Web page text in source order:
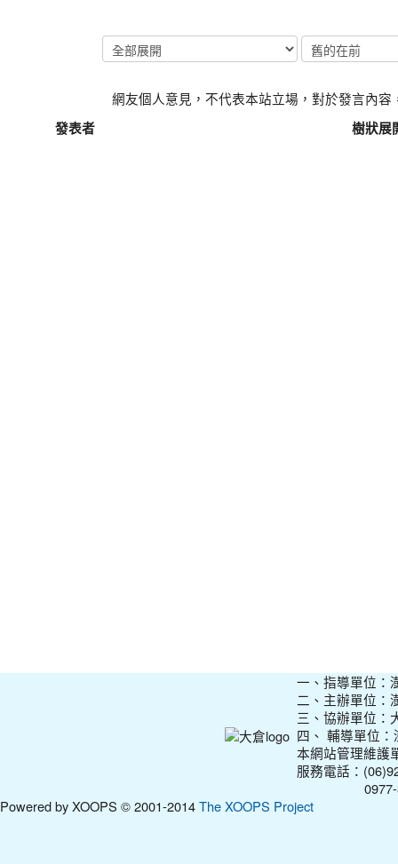
網友個人意見，不代表本站立場，對於發言內容
發表者
樹狀展
一、指導單位：
二、主辦單位：
三、協辦單位：
四、 輔導單位
本網站管理維護
服務電話：
0977-
Powered by XOOPS © 2001-2014The XOOPS Project